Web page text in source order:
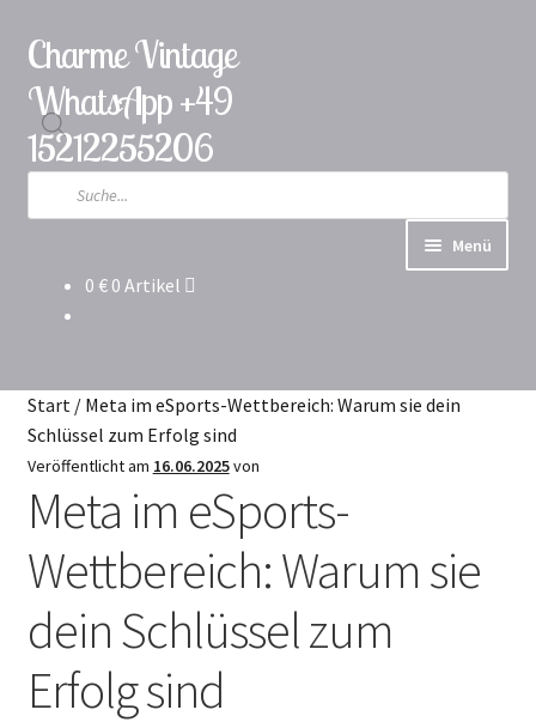
Zur
Navigation
springen
Zum
Inhalt
springen
Charme Vintage
WhatsApp +49
15212255206
Products
search
Menü
Garantie und Rückgabe
Über das Unternehmen
Termin Kalender
Kontakte
0 € 0 Artikel
Start / Meta im eSports-Wettbereich: Warum sie dein
Schlüssel zum Erfolg sind
Veröffentlicht am 16.06.2025von
Meta im eSports-
Wettbereich: Warum sie
dein Schlüssel zum
Erfolg sind